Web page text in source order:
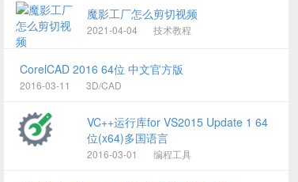
魔影工厂怎么剪切视频
2021-04-04 技术教程
CorelCAD 2016 64位 中文官方版
2016-03-11 3D/CAD
VC++运行库for VS2015 Update 1 64
位(x64)多国语言
2016-03-01 编程工具